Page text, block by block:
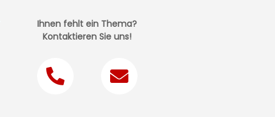
Ihnen fehlt ein Thema?
Kontaktieren Sie uns!